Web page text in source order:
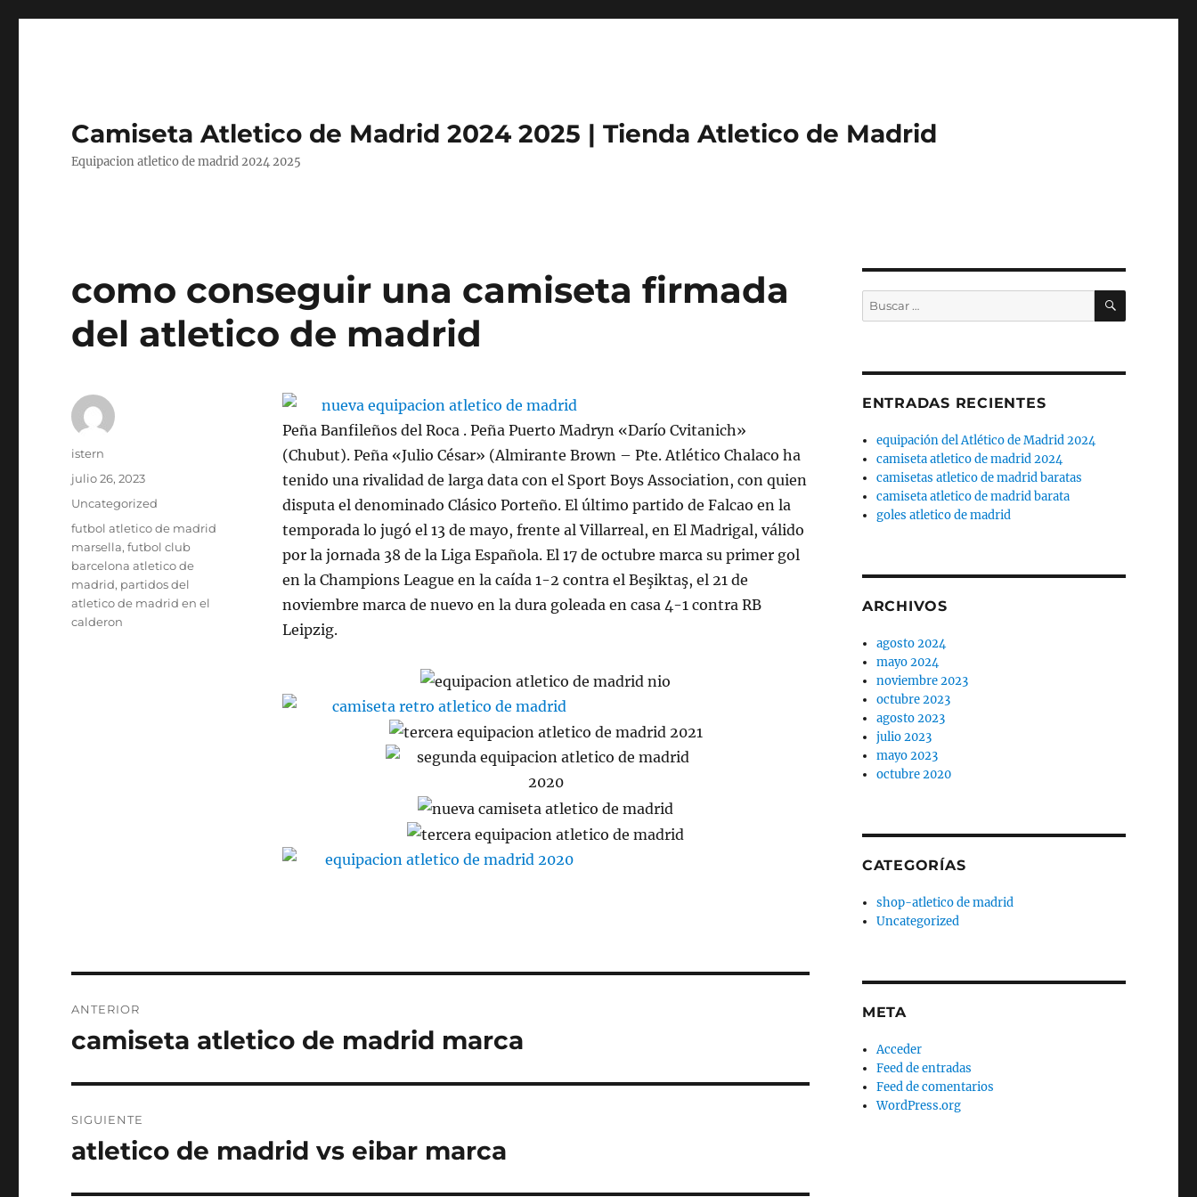
Camiseta Atletico de Madrid 2024 2025 | Tienda Atletico de Madrid
Equipacion atletico de madrid 2024 2025
como conseguir una camiseta firmada
del atletico de madrid
Peña Banfileños del Roca . Peña Puerto Madryn «Darío Cvitanich»
(Chubut). Peña «Julio César» (Almirante Brown – Pte. Atlético Chalaco ha
tenido una rivalidad de larga data con el Sport Boys Association, con quien
disputa el denominado Clásico Porteño. El último partido de Falcao en la
temporada lo jugó el 13 de mayo, frente al Villarreal, en El Madrigal, válido
por la jornada 38 de la Liga Española. El 17 de octubre marca su primer gol
en la Champions League en la caída 1-2 contra el Beşiktaş, el 21 de
noviembre marca de nuevo en la dura goleada en casa 4-1 contra RB
Leipzig.
Autor
istern
Publicado
julio 26, 2023
Categorías
Uncategorized
Etiquetas
futbol atletico de madrid
marsella,futbol club
barcelona atletico de
madrid, partidos del
atletico de madrid en el
calderon
de
ANTERIOR
Entrada
camiseta atletico de madrid marca
SIGUIENTE
Entrada
atletico de madrid vs eibar marca
Buscar
por:
BUSCAR
ENTRADAS RECIENTES
equipación del Atlético de Madrid 2024
camiseta atletico de madrid 2024
camisetas atletico de madrid baratas
camiseta atletico de madrid barata
goles atletico de madrid
ARCHIVOS
agosto 2024
mayo 2024
noviembre 2023
octubre 2023
agosto 2023
julio 2023
mayo 2023
octubre 2020
CATEGORÍAS
shop-atletico de madrid
Uncategorized
META
Acceder
Feed de entradas
Feed de comentarios
WordPress.org